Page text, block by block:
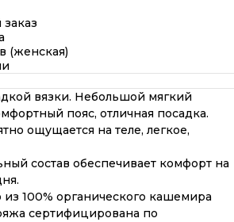
(женская)
вязки. Небольшой мягкий
пояс, отличная посадка.
ощущается на теле, легкое,
состав обеспечивает комфорт на
100% органического кашемира
сертифицирована по